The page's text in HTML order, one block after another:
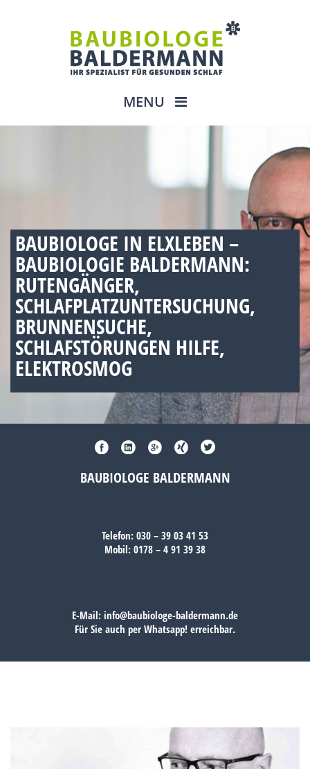
MENU
BAUBIOLOGE IN ELXLEBEN –
BAUBIOLOGIE BALDERMANN:
RUTENGÄNGER,
SCHLAFPLATZUNTERSUCHUNG,
BRUNNENSUCHE,
SCHLAFSTÖRUNGEN HILFE,
ELEKTROSMOG
BAUBIOLOGE BALDERMANN
Telefon: 030 – 39 03 41 53
Mobil: 0178 – 4 91 39 38
E-Mail: info@baubiologe-baldermann.de
Für Sie auch per Whatsapp! erreichbar.